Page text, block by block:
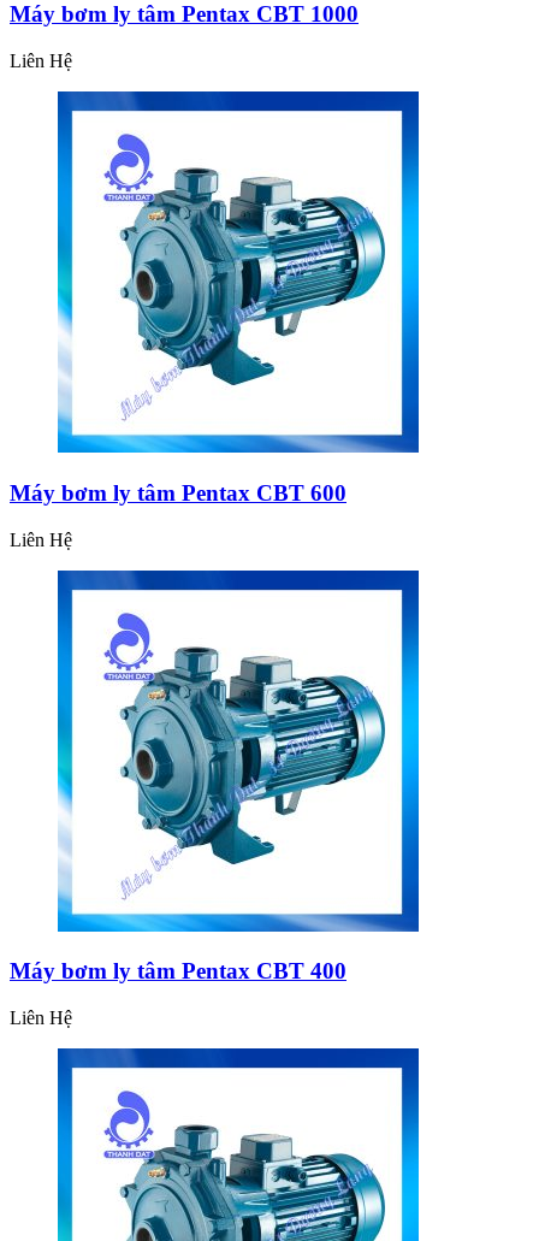
Máy bơm ly tâm Pentax CBT 1000
Liên Hệ
Máy bơm ly tâm Pentax CBT 600
Liên Hệ
Máy bơm ly tâm Pentax CBT 400
Liên Hệ